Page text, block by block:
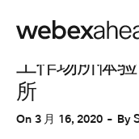
协作
工作场所体
所
On 3 月 16, 2020 By